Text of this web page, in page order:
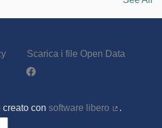
Scarica i file Open Data
Partecipa - Poliste su Facebook
creato con software libero
.